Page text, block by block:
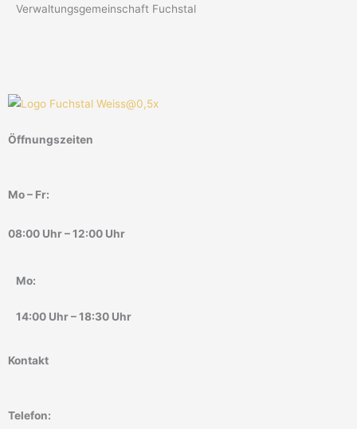
Verwaltungsgemeinschaft Fuchstal
Kontakt
Telefon:
Öffnungszeiten
Mo – Fr:
08:00 Uhr – 12:00 Uhr
Mo:
14:00 Uhr – 18:30 Uhr